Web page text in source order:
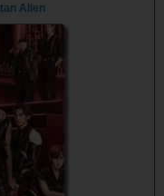
Alien